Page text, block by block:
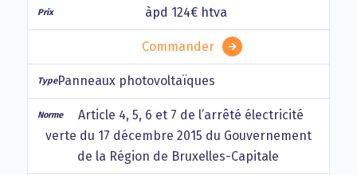
àpd 124€ htva
Commander
Panneaux photovoltaïques
Article 4, 5, 6 et 7 de l’arrêté électricité
verte du 17 décembre 2015 du Gouvernement
de la Région de Bruxelles-Capitale